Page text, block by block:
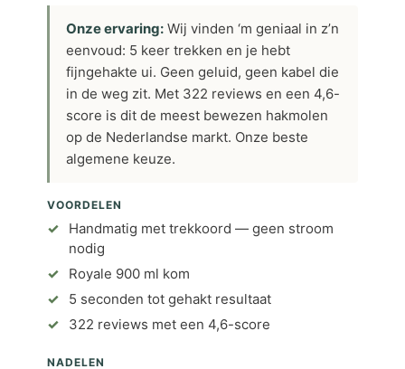
Onze ervaring: Wij vinden ‘m geniaal in z’n
eenvoud: 5 keer trekken en je hebt
fijngehakte ui. Geen geluid, geen kabel die
in de weg zit. Met 322 reviews en een 4,6-
score is dit de meest bewezen hakmolen
op de Nederlandse markt. Onze beste
algemene keuze.
VOORDELEN
Handmatig met trekkoord — geen stroom
nodig
Royale 900 ml kom
5 seconden tot gehakt resultaat
322 reviews met een 4,6-score
NADELEN